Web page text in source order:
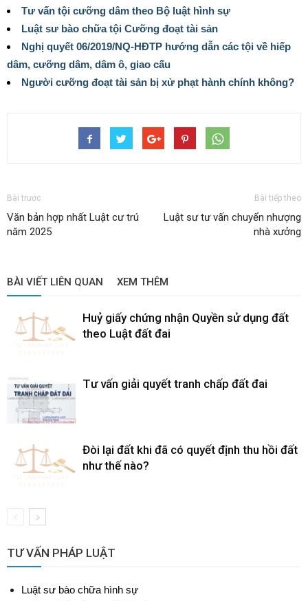
Tư vấn tội cưỡng dâm theo Bộ luật hình sự
Luật sư bào chữa tội Cưỡng đoạt tài sản
Nghị quyết 06/2019/NQ-HĐTP hướng dẫn các tội về hiếp
dâm, cưỡng dâm, dâm ô, giao cấu
Người cưỡng đoạt tài sản bị xử phạt hành chính không?
Bài trước
Văn bản hợp nhất Luật cư trú
năm 2025
Bài tiếp theo
Luật sư tư vấn chuyển nhượng
nhà xưởng
BÀI VIẾT LIÊN QUAN XEM THÊM
Huỷ giấy chứng nhận Quyền sử dụng đất
theo Luật đất đai
Tư vấn giải quyết tranh chấp đất đai
Đòi lại đất khi đã có quyết định thu hồi đất
như thế nào?
TƯ VẤN PHÁP LUẬT
Luật sư bào chữa hình sự